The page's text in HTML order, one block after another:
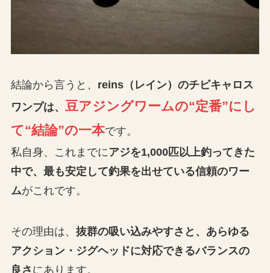
結論から言うと、 reins（レイン）のチビキャロス
ワンプは、 豆アジングワームの“定番”にし
て“結論”の一本です。
私自身、これまでにアジを1,000匹以上釣ってきた
中で、最も安定して釣果を出せている信頼のワー
ムがこれです。
その理由は、 抜群の吸い込みやすさと、あらゆる
アクション・ジグヘッドに対応できるバランスの
良さ にあります。